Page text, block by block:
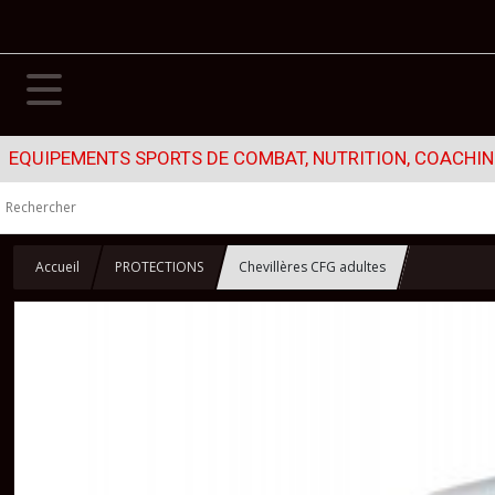
EQUIPEMENTS SPORTS DE COMBAT, NUTRITION,
Accueil PROTECTIONS Chevillères CFG adultes